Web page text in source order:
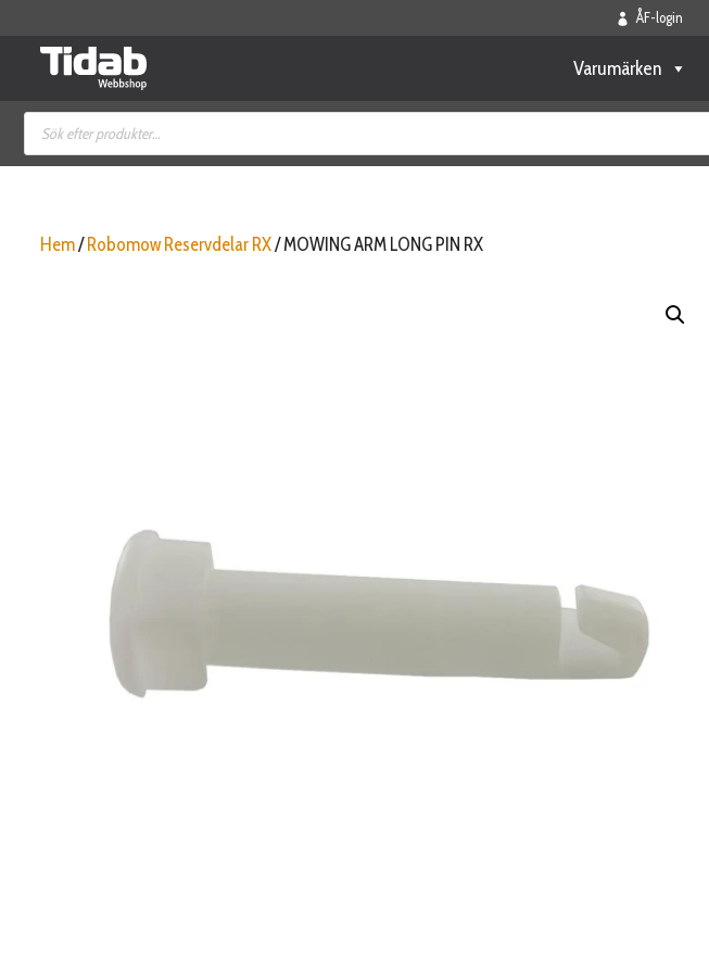
ÅF-login
Varumärken
Produktsökning
Hem/ Robomow Reservdelar RX/ MOWING ARM LONG PIN RX